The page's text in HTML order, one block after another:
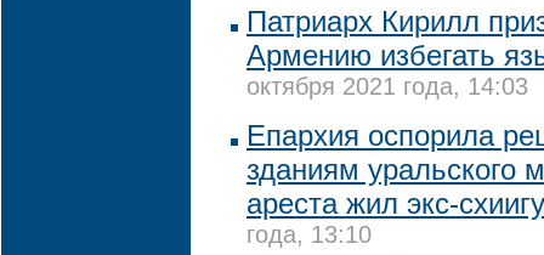
Патриарх Кирилл
Армению избегать
октября 2021 года, 14:03
Епархия оспорила
зданиям уральского
ареста жил экс-
года, 13:10